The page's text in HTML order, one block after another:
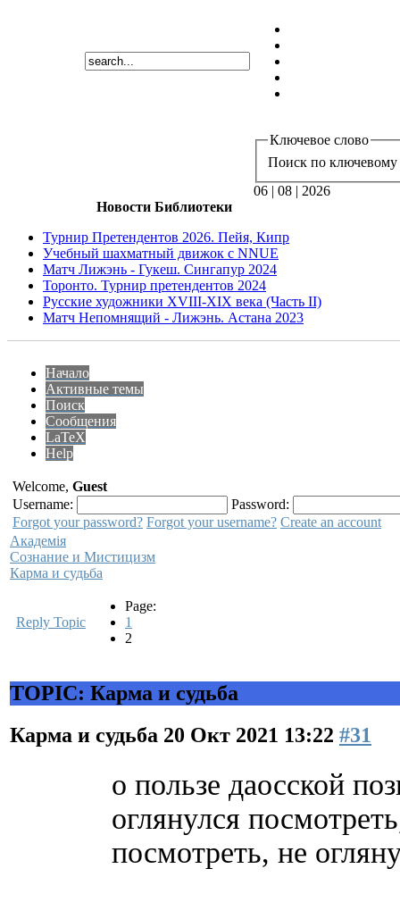
Ключевое слово
Поиск по ключевому
06 | 08 | 2026
Новости Библиотеки
Турнир Претендентов 2026. Пейя, Кипр
Учебный шахматный движок с NNUE
Матч Лижэнь - Гукеш. Сингапур 2024
Торонто. Турнир претендентов 2024
Русские художники XVIII-XIX века (Часть II)
Матч Непомнящий - Лижэнь. Астана 2023
Начало
Активные темы
Поиск
Сообщения
LaTeX
Help
Welcome, Guest
Username:
Password:
Forgot your password? Forgot your username? Create an account
Академiя
Сознание и Мистицизм
Карма и судьба
Reply Topic
Page:
1
2
TOPIC: Карма и судьба
Карма и судьба 20 Окт 2021 13:22 #31
о пользе даосской
оглянулся
посмотреть, не